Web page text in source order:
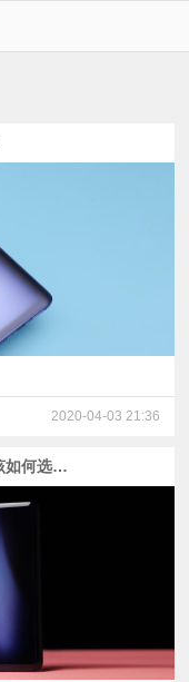
2020-04-03 21:36
田忌赛马，小米 10 Pro 和 iQOO 3 5G 该如何选择？